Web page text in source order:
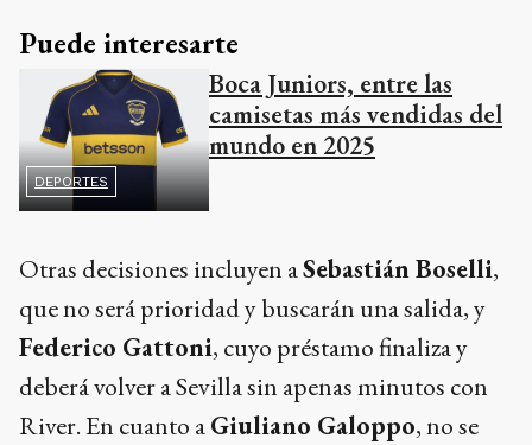
Puede interesarte
DEPORTES
Boca Juniors, entre las
camisetas más vendidas del
mundo en 2025
Otras decisiones incluyen aSebastián Boselli,
que no será prioridad y buscarán una salida, y
Federico Gattoni, cuyo préstamo finaliza y
deberá volver a Sevilla sin apenas minutos con
River. En cuanto aGiuliano Galoppo, no se